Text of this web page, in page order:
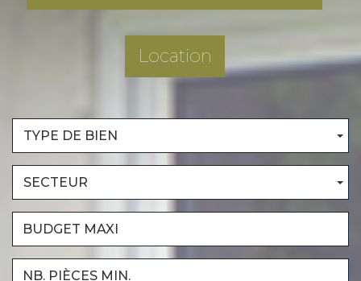
Location
TYPE DE BIEN
SECTEUR